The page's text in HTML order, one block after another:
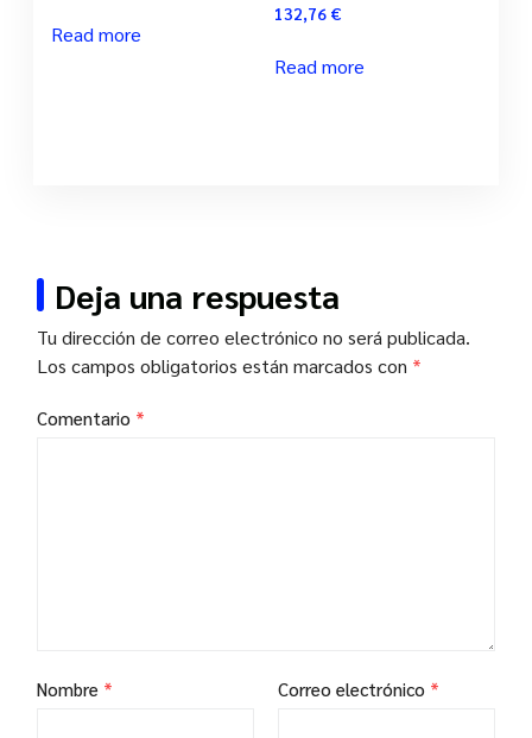
Read more
132,76 €
Read more
Deja una respuesta
Tu dirección de correo electrónico no será publicada.
Los campos obligatorios están marcados con *
Comentario *
Nombre * Correo electrónico *